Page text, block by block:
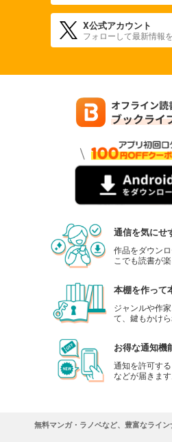
X公式アカウント
フォローして最新情報
通信を気にせ
作品をダウン
こでも読書が楽
本棚を作って
ジャンルや作
て、鍵もかけら
お得な通知機
通知を許可す
などが届きます
無料マンガ・ラノベなど、豊富なライ